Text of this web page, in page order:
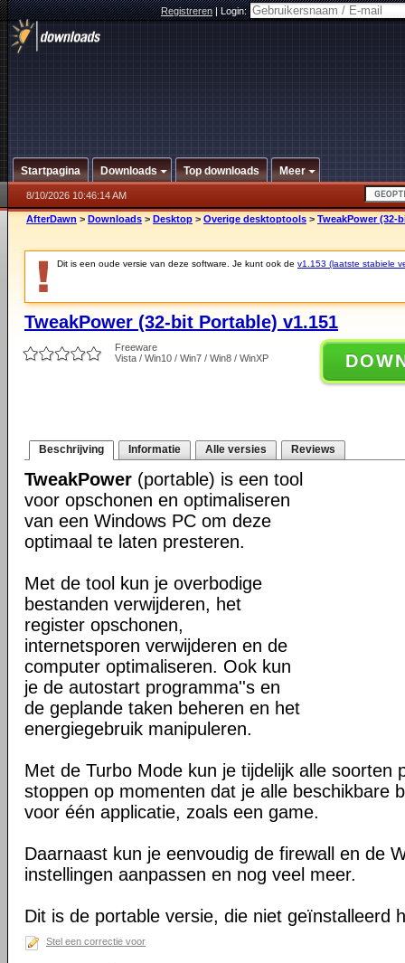
Registreren|Login:
Startpagina Downloads Top downloads Meer
8/10/2026 10:46:14 AM
AfterDawn > Downloads > Desktop > Overige desktoptools > TweakPower (32-
Dit is een oude versie van deze software. Je kunt ook de v1.153 (laatste stabiele
TweakPower (32-bit Portable) v1.151
Freeware
Vista / Win10 / Win7 / Win8 / WinXP
Beschrijving Informatie Alle versies Reviews
TweakPower (portable) is een tool
voor opschonen en optimaliseren
van een Windows PC om deze
optimaal te laten presteren.
Met de tool kun je overbodige
bestanden verwijderen, het
register opschonen,
internetsporen verwijderen en de
computer optimaliseren. Ook kun
je de autostart programma''s en
de geplande taken beheren en het
energiegebruik manipuleren.
Met de Turbo Mode kun je tijdelijk alle soorten
stoppen op momenten dat je alle beschikbare
voor één applicatie, zoals een game.
Daarnaast kun je eenvoudig de firewall en de
instellingen aanpassen en nog veel meer.
Dit is de portable versie, die niet geïnstalleerd
Stel een correctie voor